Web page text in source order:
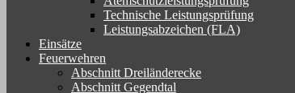
Technische Leistungsprüfung
Leistungsabzeichen (FLA)
Einsätze
Feuerwehren
Abschnitt Dreiländerecke
Abschnitt Gegendtal